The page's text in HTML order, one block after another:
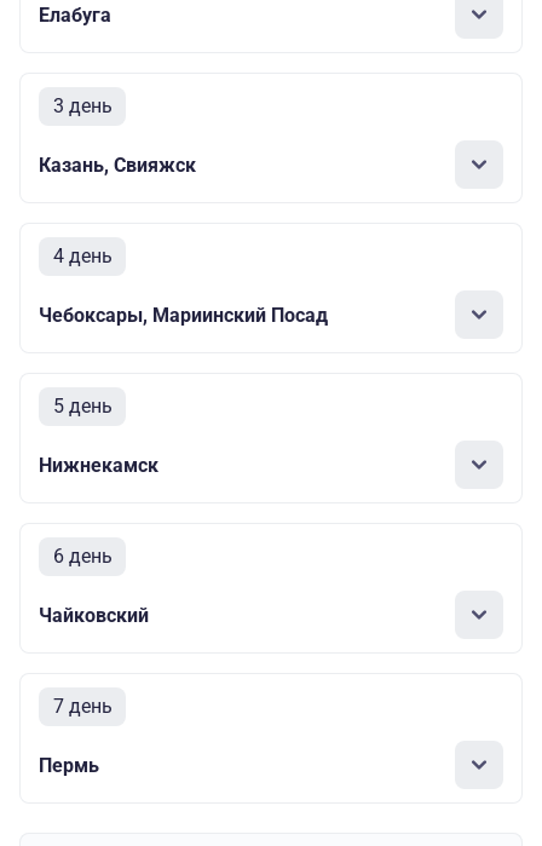
Елабуга
3 день
Казань, Свияжск
4 день
Чебоксары, Мариинский Посад
5 день
Нижнекамск
6 день
Чайковский
7 день
Пермь